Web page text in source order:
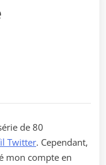
de 80
Twitter. Cependant,
mon compte en